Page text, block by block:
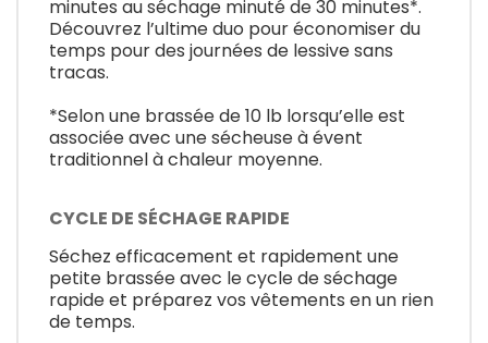
minutes au séchage minuté de 30 minutes*.
Découvrez l’ultime duo pour économiser du
temps pour des journées de lessive sans
tracas.
*Selon une brassée de 10 lb lorsqu’elle est
associée avec une sécheuse à évent
traditionnel à chaleur moyenne.
CYCLE DE SÉCHAGE RAPIDE
Séchez efficacement et rapidement une
petite brassée avec le cycle de séchage
rapide et préparez vos vêtements en un rien
de temps.